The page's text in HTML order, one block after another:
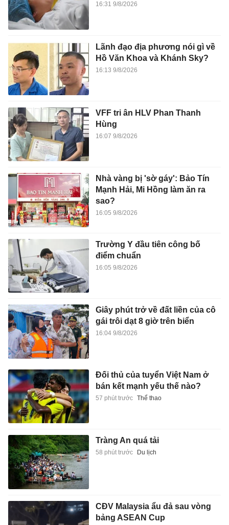
16:31 9/8/2026
Lãnh đạo địa phương nói gì về
Hồ Văn Khoa và Khánh Sky?
16:13 9/8/2026
VFF tri ân HLV Phan Thanh
Hùng
16:07 9/8/2026
Nhà vàng bị 'sờ gáy': Bảo Tín
Mạnh Hải, Mi Hồng làm ăn ra
sao?
16:05 9/8/2026
Trường Y đầu tiên công bố
điểm chuẩn
16:05 9/8/2026
Giây phút trở về đất liền của cô
gái trôi dạt 8 giờ trên biển
16:04 9/8/2026
Đối thủ của tuyển Việt Nam ở
bán kết mạnh yếu thế nào?
57 phút trước Thể thao
Tràng An quá tải
58 phút trước Du lịch
CĐV Malaysia ẩu đả sau vòng
bảng ASEAN Cup